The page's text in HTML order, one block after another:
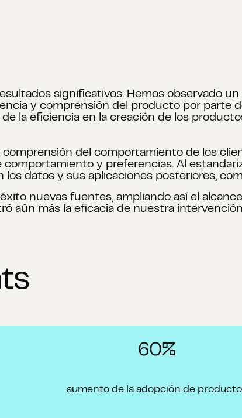
significativos. Hemos observado
y comprensión del producto por parte
la eficiencia en la creación de los
del comportamiento de los
y preferencias. Al
datos y sus aplicaciones posteriores,
nuevas fuentes, ampliando así el
aún más la eficacia de nuestra
60%
aumento de la adopción de